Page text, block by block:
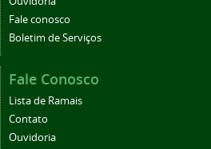
Fale conosco
Boletim de Serviços
Fale Conosco
Lista de Ramais
Contato
Ouvidoria